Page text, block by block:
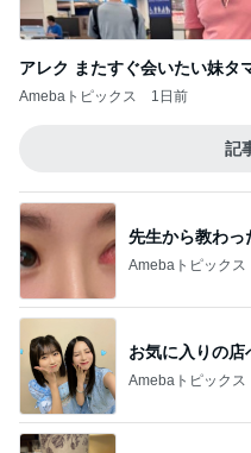
アレク またすぐ会いたい妹タ
Amebaトピックス 1日前
記
先生から教わっ
Amebaトピックス
お気に入りの店
Amebaトピックス